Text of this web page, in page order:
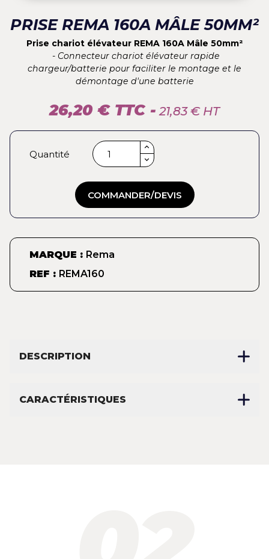
PRISE REMA 160A MÂLE 50MM²
Prise chariot élévateur REMA 160A Mâle 50mm²
- Connecteur chariot élévateur rapide
chargeur/batterie pour faciliter le montage et le
démontage d'une batterie
26,20 € TTC - 21,83 € HT
Quantité
COMMANDER/DEVIS
MARQUE : Rema
REF : REMA160
DESCRIPTION
CARACTÉRISTIQUES